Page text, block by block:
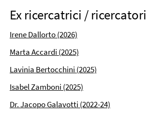
Ex ricercatrici / ricercatori
Irene Dallorto (2026)
Marta Accardi (2025)
Lavinia Bertocchini (2025)
Isabel Zamboni (2025)
Dr. Jacopo Galavotti (2022-24)